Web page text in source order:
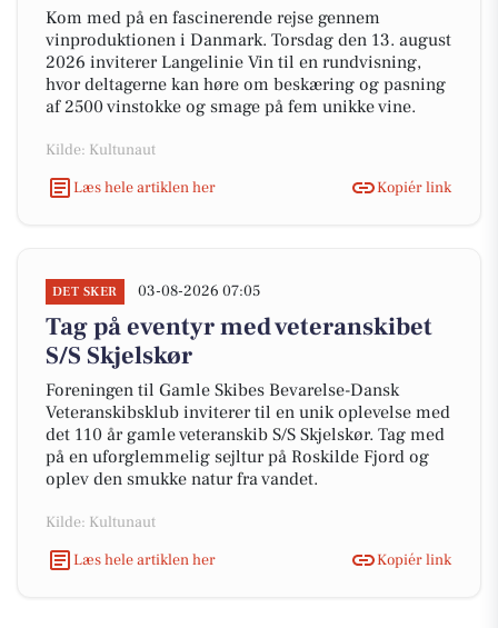
Kom med på en fascinerende rejse gennem
vinproduktionen i Danmark. Torsdag den 13. august
2026 inviterer Langelinie Vin til en rundvisning,
hvor deltagerne kan høre om beskæring og pasning
af 2500 vinstokke og smage på fem unikke vine.
Kilde: Kultunaut
Læs hele artiklen her
Kopiér link
DET SKER 03-08-2026 07:05
Tag på eventyr med veteranskibet
S/S Skjelskør
Foreningen til Gamle Skibes Bevarelse-Dansk
Veteranskibsklub inviterer til en unik oplevelse med
det 110 år gamle veteranskib S/S Skjelskør. Tag med
på en uforglemmelig sejltur på Roskilde Fjord og
oplev den smukke natur fra vandet.
Kilde: Kultunaut
Læs hele artiklen her
Kopiér link